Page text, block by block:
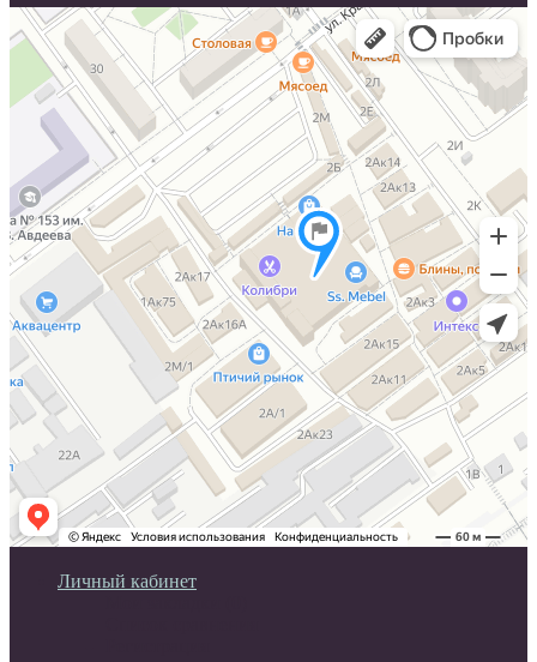
Личный кабинет